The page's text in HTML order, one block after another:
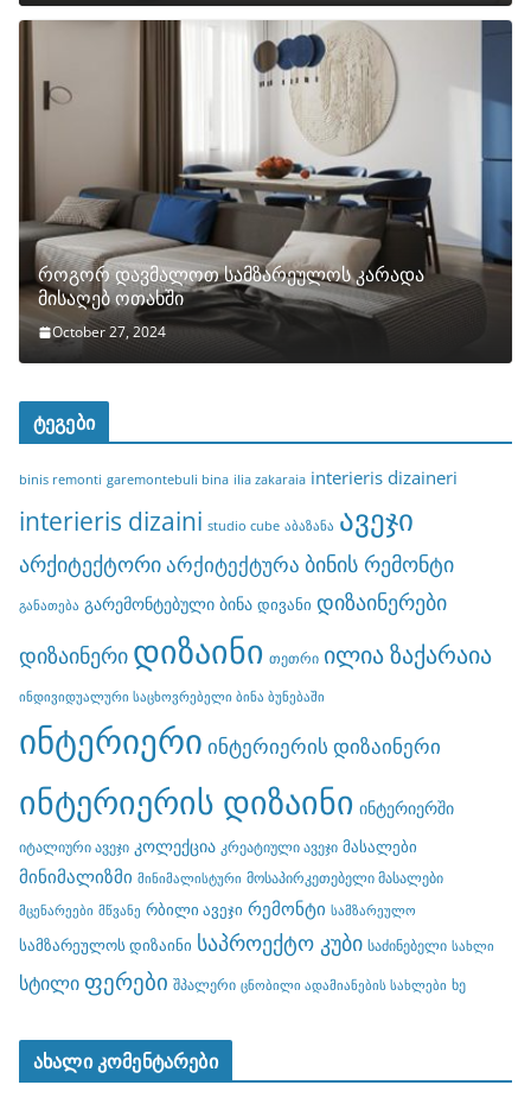
როგორ დავმალოთ სამზარეულოს კარადა
მისაღებ ოთახში
October 27, 2024
ტეგები
binis remonti garemontebuli bina ilia zakaraia interieris dizaineri
interieris dizaini studio cube აბაზანა ავეჯი
არქიტექტორიარქიტექტურა ბინის რემონტი
განათება გარემონტებული ბინა დივანი დიზაინერები
დიზაინერი დიზაინი თეთრი ილია ზაქარაია
ინდივიდუალური საცხოვრებელი ბინა ბუნებაში
ინტერიერი ინტერიერის დიზაინერი
ინტერიერის დიზაინი ინტერიერში
იტალიური ავეჯი კოლექცია კრეატიული ავეჯი მასალები
მინიმალიზმი მინიმალისტური მოსაპირკეთებელი მასალები
მცენარეები მწვანე რბილი ავეჯი რემონტი სამზარეულო
სამზარეულოს დიზაინი საპროექტო კუბი საძინებელი სახლი
სტილი ფერები შპალერი ცნობილი ადამიანების სახლები ხე
ახალი კომენტარები